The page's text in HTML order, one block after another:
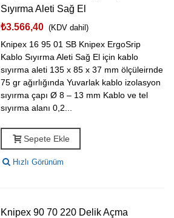
Sıyırma Aleti Sağ El
₺3.566,40 (KDV dahil)
Knipex 16 95 01 SB Knipex ErgoSrip
Kablo Sıyırma Aleti Sağ El için kablo
sıyırma aleti 135 x 85 x 37 mm ölçüleirnde
75 gr ağırlığında Yuvarlak kablo izolasyon
sıyırma çapı Ø 8 – 13 mm Kablo ve tel
sıyırma alanı 0,2...
Sepete Ekle
Hızlı Görünüm
Knipex 90 70 220 Delik Açma